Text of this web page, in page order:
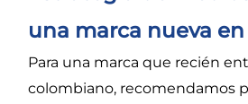
una marca nueva
Para una marca que recién
colombiano, recomendamos